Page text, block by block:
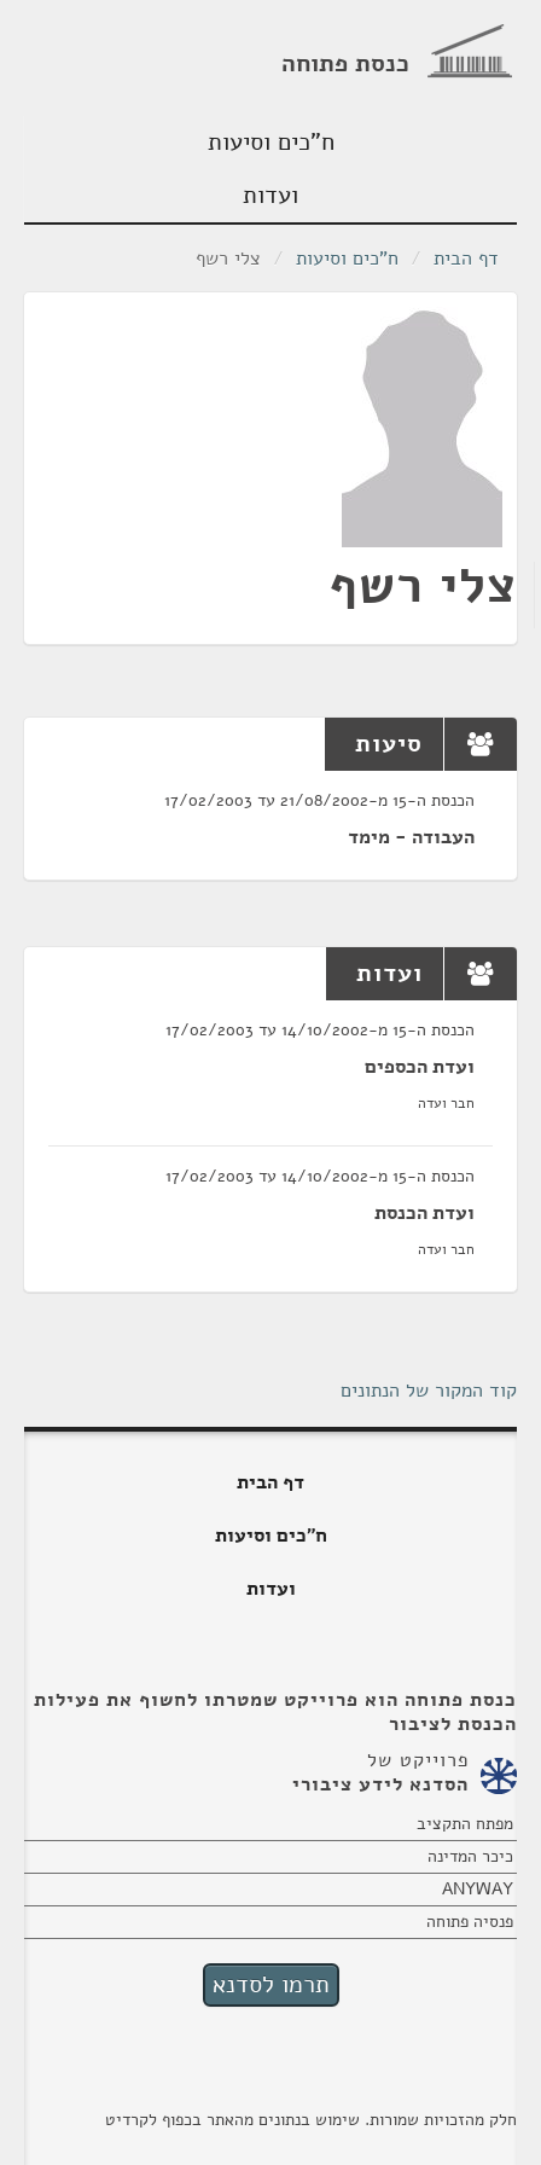
כנסת פתוחה
ח"כים וסיעות
ועדות
דף הבית / ח"כים וסיעות / צלי רשף
צלי רשף
סיעות
הכנסת ה-15 מ-21/08/2002 עד 17/02/2003
העבודה - מימד
ועדות
הכנסת ה-15 מ-14/10/2002 עד 17/02/2003
ועדת הכספים
חבר ועדה
הכנסת ה-15 מ-14/10/2002 עד 17/02/2003
ועדת הכנסת
חבר ועדה
קוד המקור של הנתונים
דף הבית
ח"כים וסיעות
ועדות
כנסת פתוחה הוא פרוייקט שמטרתו לחשוף את פעילות
הכנסת לציבור
פרוייקט של
הסדנא לידע ציבורי
מפתח התקציב
כיכר המדינה
ANYWAY
פנסיה פתוחה
חלק מהזכויות שמורות. שימוש בנתונים מהאתר בכפוף לקרדיט